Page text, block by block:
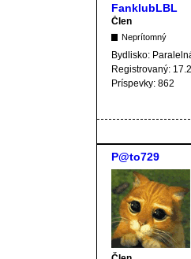
FanklubLBL
Člen
Neprítomný
Bydlisko:
Registrovaný:
Príspevky: 862
P@to729